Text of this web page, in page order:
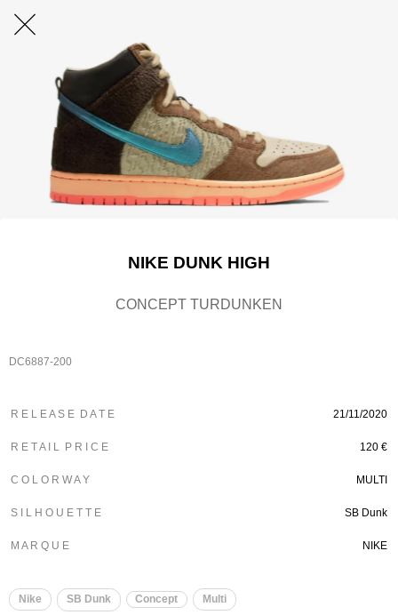
NIKE DUNK HIGH
CONCEPT TURDUNKEN
DC6887-200
R E L E A S E D A T E 21/11/2020
R E T A I L P R I C E 120 €
C O L O R W A Y MULTI
S I L H O U E T T E SB Dunk
M A R Q U E NIKE
Nike SB Dunk Concept Multi